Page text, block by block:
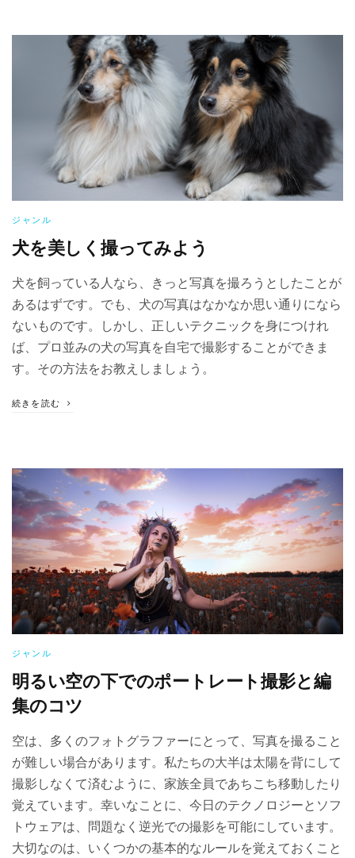
ジャンル
犬を美しく撮ってみよう
犬を飼っている人なら、きっと写真を撮ろうとしたことが
あるはずです。でも、犬の写真はなかなか思い通りになら
ないものです。しかし、正しいテクニックを身につけれ
ば、プロ並みの犬の写真を自宅で撮影することができま
す。その方法をお教えしましょう。
続きを読む
ジャンル
明るい空の下でのポートレート撮影と編
集のコツ
空は、多くのフォトグラファーにとって、写真を撮ること
が難しい場合があります。私たちの大半は太陽を背にして
撮影しなくて済むように、家族全員であちこち移動したり
覚えています。幸いなことに、今日のテクノロジーとソフ
トウェアは、問題なく逆光での撮影を可能にしています。
大切なのは、いくつかの基本的なルールを覚えておくこと